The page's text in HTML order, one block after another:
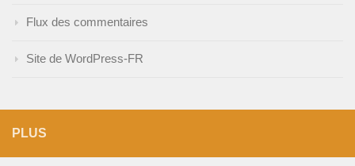
Flux des commentaires
Site de WordPress-FR
PLUS